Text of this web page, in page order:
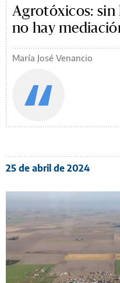
Agrotóxicos: sin
no hay
María José Venancio
25 de abril de 2024